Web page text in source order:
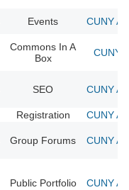
Events CUNY
Commons In A
Box
CUNY
SEO CUNY
Registration CUNY
Group Forums CUNY
Public Portfolio CUNY